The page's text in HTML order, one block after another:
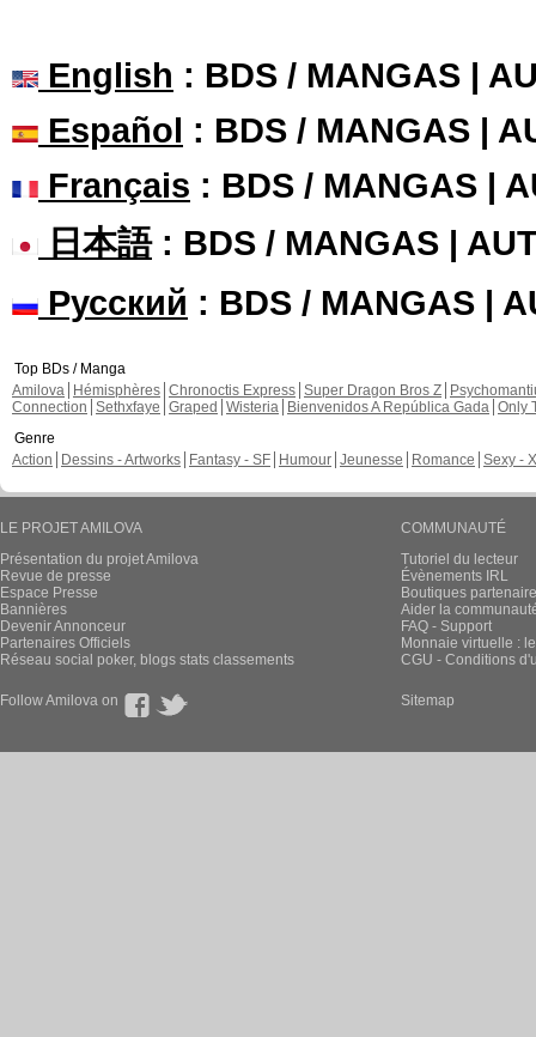
English : BDS / MANGAS |
Español : BDS / MANGAS |
Français : BDS / MANGAS |
日本語: BDS / MANGAS |
Русский : BDS / MANGAS |
Top BDs / Manga
Amilova
Hémisphères Chronoctis Express Super Dragon Bros Z
Connection Sethxfaye Graped Wisteria Bienvenidos A República Gada Only
Genre
Action
Dessins - Artworks Fantasy - SF Humour Jeunesse Romance Sexy -
LE PROJET AMILOVA
Présentation du projet Amilova
Revue de presse
Espace Presse
Bannières
Devenir Annonceur
Partenaires Officiels
Réseau social poker, blogs stats classements
COMMUNAUTÉ
Tutoriel du lecteur
Évènements IRL
Boutiques
Aider la
FAQ - Support
Monnaie virtuelle :
CGU - Conditions
Follow Amilova on Sitemap